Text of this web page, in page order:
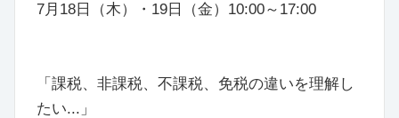
7月18日（木）・19日（金）10:00～17:00
「課税、非課税、不課税、免税の違いを理解し
たい...」